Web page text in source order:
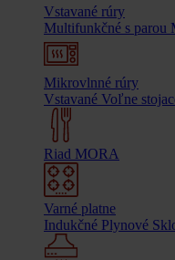
Vstavané rúry
Multifunkčné s parou
Mikrovlnné rúry
Vstavané Voľne
Riad MORA
Varné platne
Indukčné Plynové